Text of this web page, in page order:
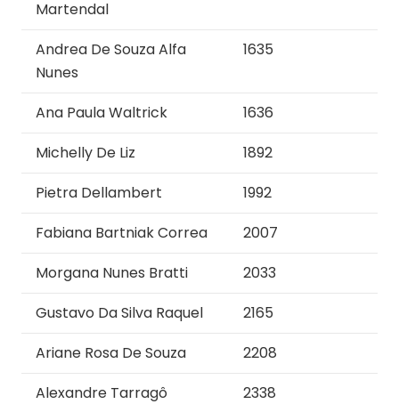
Martendal
Andrea De Souza Alfa
Nunes
1635
Ana Paula Waltrick
1636
Michelly De Liz
1892
Pietra Dellambert
1992
Fabiana Bartniak Correa
2007
Morgana Nunes Bratti
2033
Gustavo Da Silva Raquel
2165
Ariane Rosa De Souza
2208
Alexandre Tarragô
2338